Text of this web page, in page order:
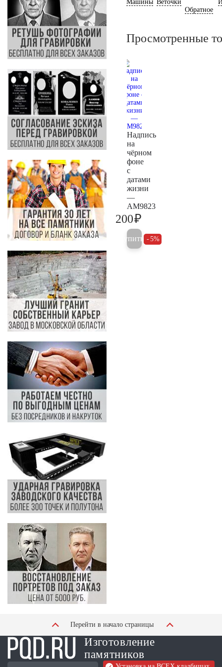
Машины Веточки
Обратное
Просмотренные
Надпись
на
чёрном
фоне
с
датами
жизни
—
AM9823
200₽
Купить 5%
Перейти в начало страницы
Изготовление
памятников